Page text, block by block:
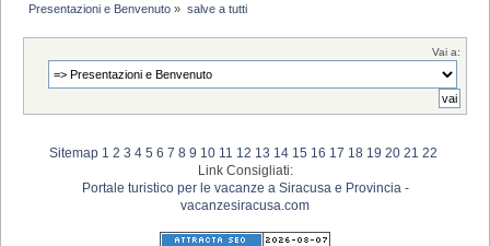
Presentazioni e Benvenuto » salve a tutti
Vai a:
Sitemap 1 2 3 4 5 6 7 8 9 10 11 12 13 14 15 16 17 18 19 20 21 22
Link Consigliati:
Portale turistico per le vacanze a Siracusa e Provincia -
vacanzesiracusa.com